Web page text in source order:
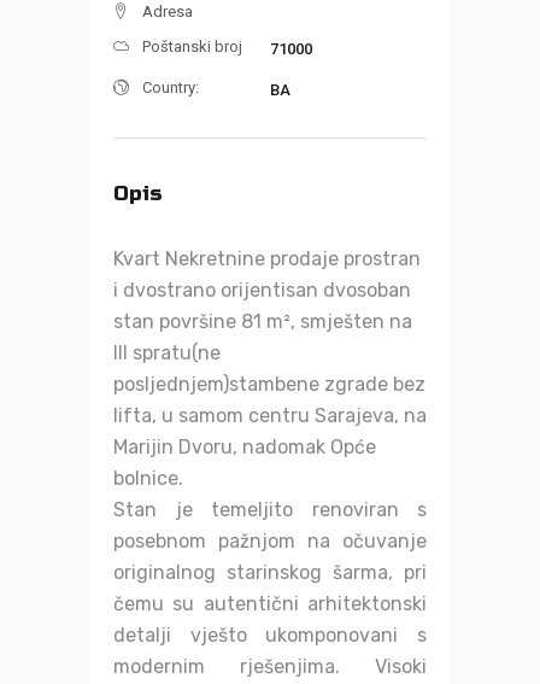
Adresa
Poštanski broj
71000
Country: BA
Opis
Kvart Nekretnine prodaje prostran
i dvostrano orijentisan dvosoban
stan površine 81 m², smješten na
III spratu(ne
posljednjem)stambene zgrade bez
lifta, u samom centru Sarajeva, na
Marijin Dvoru, nadomak Opće
bolnice.
Stan je temeljito renoviran s
posebnom pažnjom na očuvanje
originalnog starinskog šarma, pri
čemu su autentični arhitektonski
detalji vješto ukomponovani s
modernim rješenjima. Visoki